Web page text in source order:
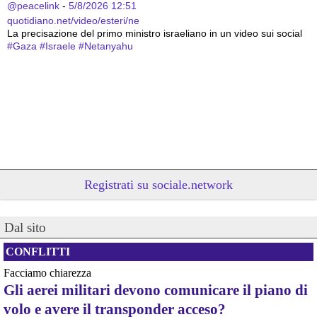
@peacelink - 5/8/2026 12:51
quotidiano.net/video/esteri/ne
La precisazione del primo ministro israeliano in un video sui social
#Gaza #Israele #Netanyahu
nigrizia.it/notizia/kenya-abus
La piantagione di ananas della Del Monte in Kenya – una
quarantina di chilometri quadrati nelle contee di Kiambu e
Murang’a, pochi chilometri a nord-est di Nairobi – continua a fare
locale. Violazioni che vengono denunciate da decenni senza che le
parole di condanna degli stessi vertici della multinazionale e i
Registrati su sociale.network
Dal sito
CONFLITTI
Facciamo chiarezza
Gli aerei militari devono comunicare il piano di
volo e avere il transponder acceso?